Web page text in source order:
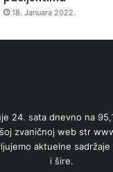
18. Januara 2022.
24. sata dnevno na
zvaničnoj web str
aktuelne sadržaje
i šire.